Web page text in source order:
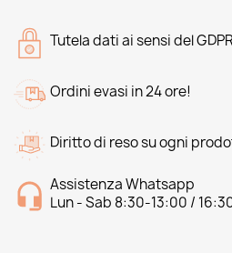
Tutela dati ai sensi del
Ordini evasi in 24 ore!
Diritto di reso su ogni
Assistenza Whatsapp
Lun - Sab 8:30-13:00 /